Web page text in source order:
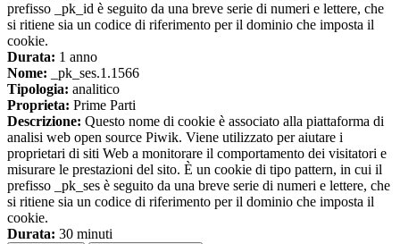
prefisso _pk_id è seguito da una breve serie di numeri e lettere, che
si ritiene sia un codice di riferimento per il dominio che imposta il
cookie.
Durata: 1 anno
Nome: _pk_ses.1.1566
Tipologia: analitico
Proprieta: Prime Parti
Descrizione: Questo nome di cookie è associato alla piattaforma di
analisi web open source Piwik. Viene utilizzato per aiutare i
proprietari di siti Web a monitorare il comportamento dei visitatori e
misurare le prestazioni del sito. È un cookie di tipo pattern, in cui il
prefisso _pk_ses è seguito da una breve serie di numeri e lettere, che
si ritiene sia un codice di riferimento per il dominio che imposta il
cookie.
Durata: 30 minuti